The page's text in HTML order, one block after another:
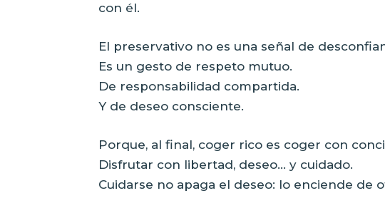
con él.
El preservativo no es una señal de
Es un gesto de respeto mutuo.
De responsabilidad compartida.
Y de deseo consciente.
Porque, al final, coger rico es coger con
Disfrutar con libertad, deseo… y cuidado.
Cuidarse no apaga el deseo: lo enciende de